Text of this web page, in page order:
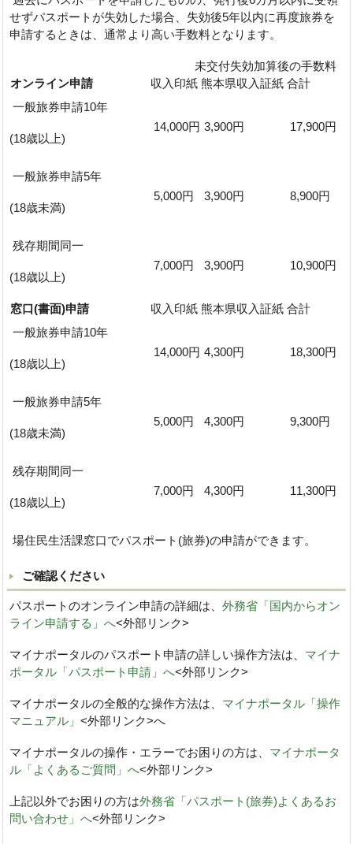
せずパスポートが失効した場合、失効後5年以内に再度旅券を
申請するときは、通常より高い手数料となります。
未交付失効加算後の手数料
オンライン申請
収入印紙 熊本県収入証紙 合計
一般旅券申請10年
(18歳以上)
14,000円 3,900円 17,900円
一般旅券申請5年
(18歳未満)
5,000円 3,900円 8,900円
残存期間同一
(18歳以上)
7,000円 3,900円 10,900円
窓口(書面)申請 収入印紙 熊本県収入証紙 合計
一般旅券申請10年
(18歳以上)
14,000円 4,300円 18,300円
一般旅券申請5年
(18歳未満)
5,000円 4,300円 9,300円
残存期間同一
(18歳以上)
7,000円 4,300円 11,300円
場住民生活課窓口でパスポート(旅券)の申請ができます。
ご確認ください
パスポートのオンライン申請の詳細は、 外務省「国内からオン
ライン申請する」へ<外部リンク>
マイナポータルのパスポート申請の詳しい操作方法は、 マイナ
ポータル「パスポート申請」へ<外部リンク>
マイナポータルの全般的な操作方法は、 マイナポータル「操作
マニュアル」 <外部リンク>へ
マイナポータルの操作・エラーでお困りの方は、 マイナポータ
ル「よくあるご質問」へ<外部リンク>
上記以外でお困りの方は外務省「パスポート(旅券)よくあるお
問い合わせ」へ<外部リンク>